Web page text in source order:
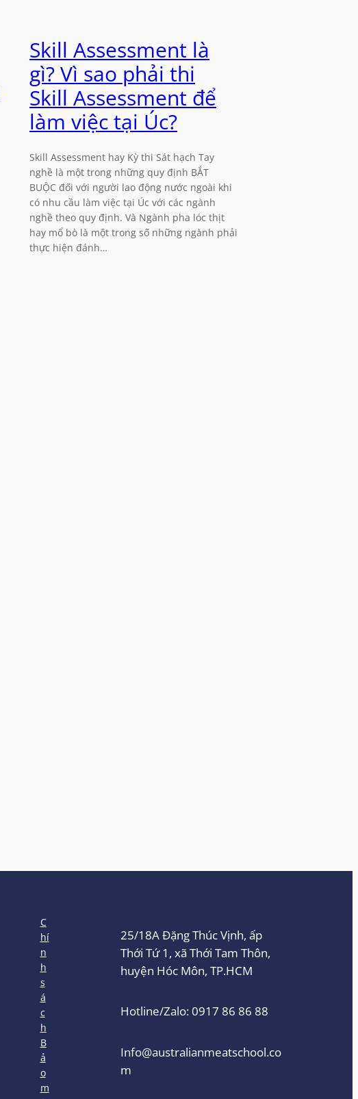
Skill Assessment là
gì? Vì sao phải thi
Skill Assessment để
làm việc tại Úc?
Skill Assessment hay Kỳ thi Sát hạch Tay
nghề là một trong những quy định BẮT
BUỘC đối với người lao động nước ngoài khi
có nhu cầu làm việc tại Úc với các ngành
nghề theo quy định. Và Ngành pha lóc thịt
hay mổ bò là một trong số những ngành phải
thực hiện đánh…
C
hí
n
h
s
á
c
h
B
ả
o
m
25/18A Đặng Thúc Vịnh, ấp
Thới Tứ 1, xã Thới Tam Thôn,
huyện Hóc Môn, TP.HCM
Hotline/Zalo: 0917 86 86 88
Info@australianmeatschool.co
m